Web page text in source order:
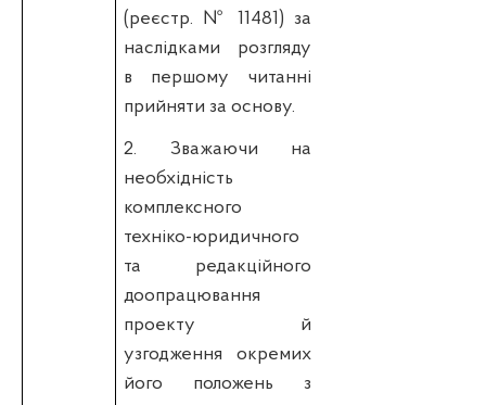
(реєстр. № 11481) за
наслідками розгляду
в першому читанні
прийняти за основу.
2. Зважаючи на
необхідність
комплексного
техніко-юридичного
та редакційного
доопрацювання
проекту й
узгодження окремих
його положень з